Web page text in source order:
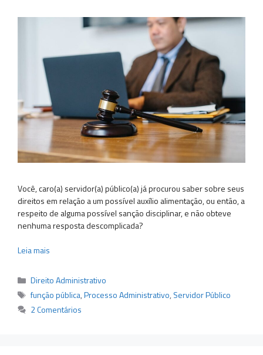
Você, caro(a) servidor(a) público(a) já procurou saber sobre seus
direitos em relação a um possível auxílio alimentação, ou então, a
respeito de alguma possível sanção disciplinar, e não obteve
nenhuma resposta descomplicada?
Leia mais
Categorias
Direito Administrativo
Tags
função pública,Processo Administrativo, Servidor Público
2 Comentários